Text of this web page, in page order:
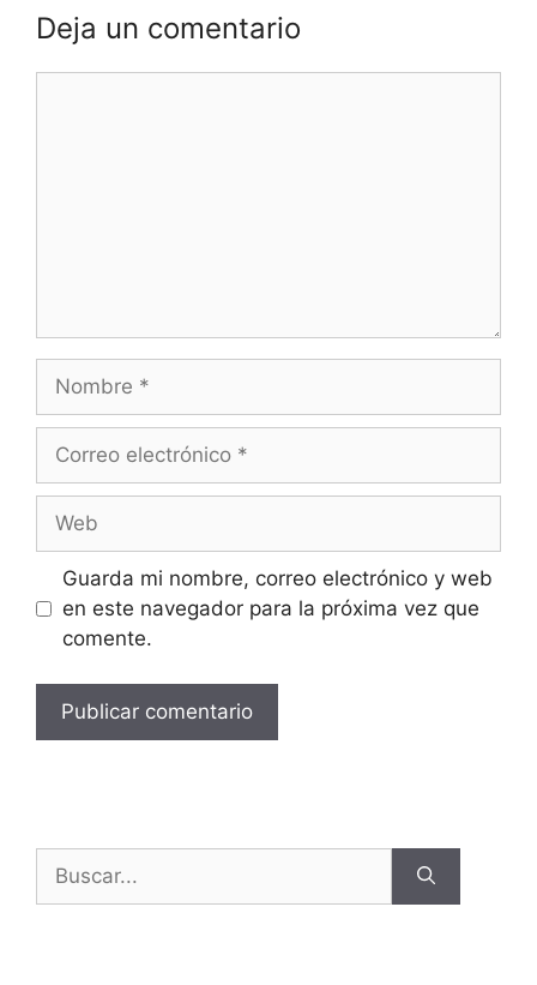
Deja un comentario
Guarda mi nombre, correo electrónico y web
en este navegador para la próxima vez que
comente.